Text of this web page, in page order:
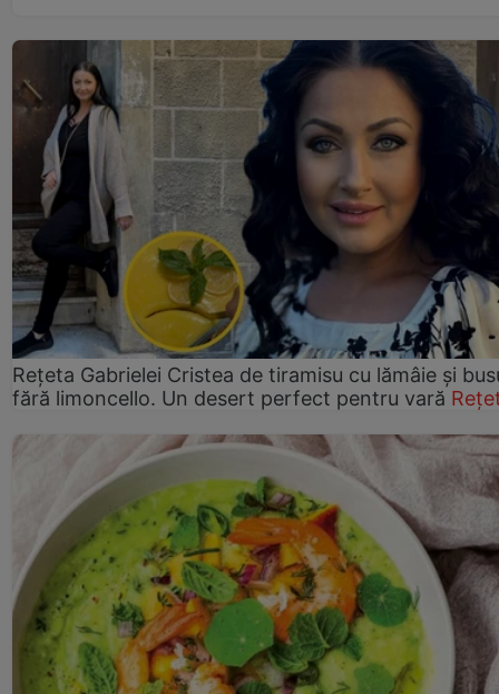
Rețeta Gabrielei Cristea de tiramisu cu lămâie și
fără limoncello. Un desert perfect pentru vară